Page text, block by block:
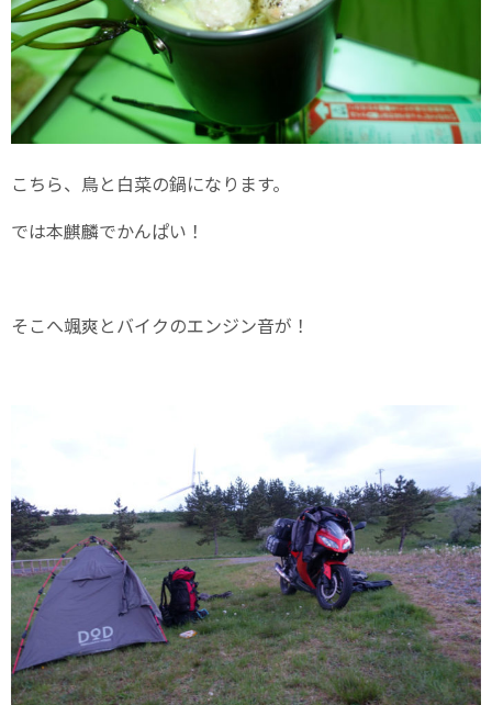
こちら、鳥と白菜の鍋になります。
では本麒麟でかんぱい！
そこへ颯爽とバイクのエンジン音が！